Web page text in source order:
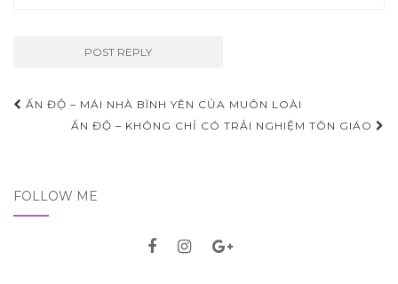
Post navigation
ẤN ĐỘ – MÁI NHÀ BÌNH YÊN CỦA MUÔN LOÀI
ẤN ĐỘ – KHÔNG CHỈ CÓ TRẢI NGHIỆM TÔN GIÁO
FOLLOW ME